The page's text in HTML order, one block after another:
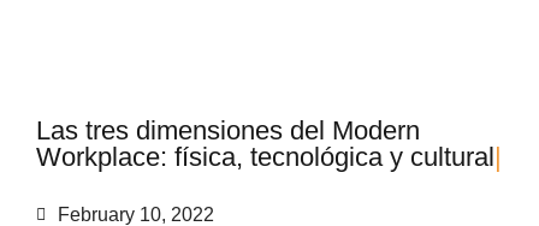
Las tres dimensiones del Modern
Workplace: física, tecnológica y cultural|
February 10, 2022